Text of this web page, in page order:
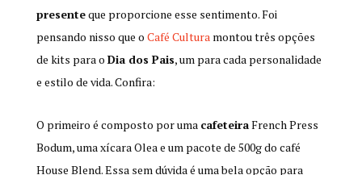
presenteque proporcione esse sentimento. Foi
pensando nisso que o Café Culturamontou três opções
de kits para o Dia dos Pais, um para cada personalidade
e estilo de vida. Confira:
O primeiro é composto por uma cafeteiraFrench Press
Bodum, uma xícara Olea e um pacote de 500g do café
House Blend. Essa sem dúvida é uma bela opção para